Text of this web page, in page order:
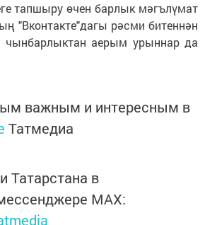
тапшыру өчен барлык мәгълүмат
"Вконтакте"дагы рәсми битеннән
аерым урыннар да
важным и интересным в
Татмедиа
Татарстана в
MАХ: